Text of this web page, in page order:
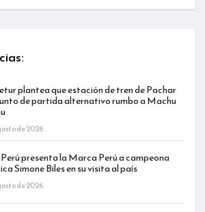
plantea que estación de tren de Pachar
de partida alternativo rumbo a Machu
de 2026
presenta la Marca Perú a campeona
Simone Biles en su visita al país
de 2026